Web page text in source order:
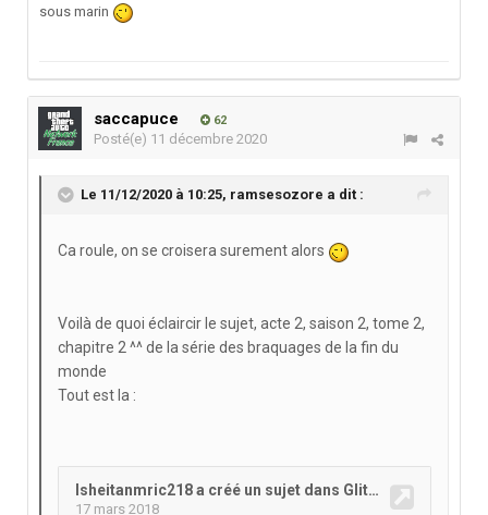
sous marin
saccapuce 62
Posté(e) 11 décembre 2020
Le 11/12/2020 à 10:25, ramsesozore a dit :
Ca roule, on se croisera surement alors
Voilà de quoi éclaircir le sujet, acte 2, saison 2, tome 2,
chapitre 2 ^^ de la série des braquages de la fin du
monde
Tout est la :